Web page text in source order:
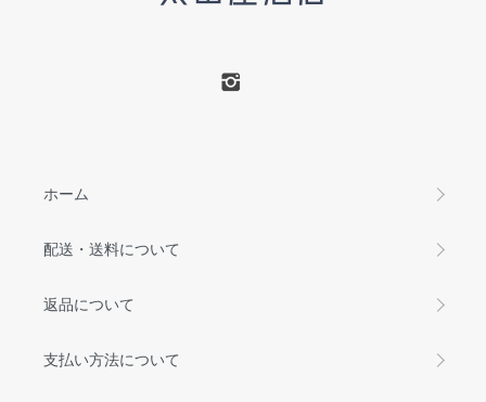
ホーム
配送・送料について
返品について
支払い方法について